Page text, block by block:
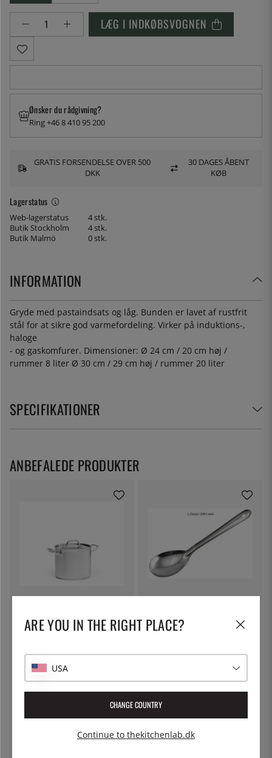
LÆG I INDKØBSVOGNEN
Lagerstatus
Web-lagerstatus
4 stk.
Butik Stockholm
4 stk.
Butik Malmö
0 stk.
Ønsker du rådgivning?
Ring +46 8 410 95 200
GRATIS FORSENDELSE OVER 500
DKK
30 DAGES ÅBENT
KØB
INFORMATION
Gryde med pastaindsats og låg. Bunden er lavet af rustfrit
stål for at sikre god varmefordeling. Virker på induktions-,
haloge
- og gaskomfurer. Dimensioner: Ø 24 cm / 20 cm høj /
rummer 8 liter Ø 30 cm / 29 cm høj / rummer 20 liter
SPECIFIKATIONER
Patina - 9 liter
13%
ANBEFALEDE PRODUKTER
ARE YOU IN THE RIGHT PLACE?
USA
CHANGE COUNTRY
Continue to thekitchenlab.dk